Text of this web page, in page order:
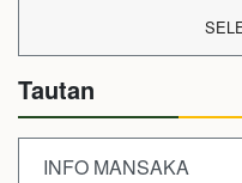
Tautan
INFO MANSAKA